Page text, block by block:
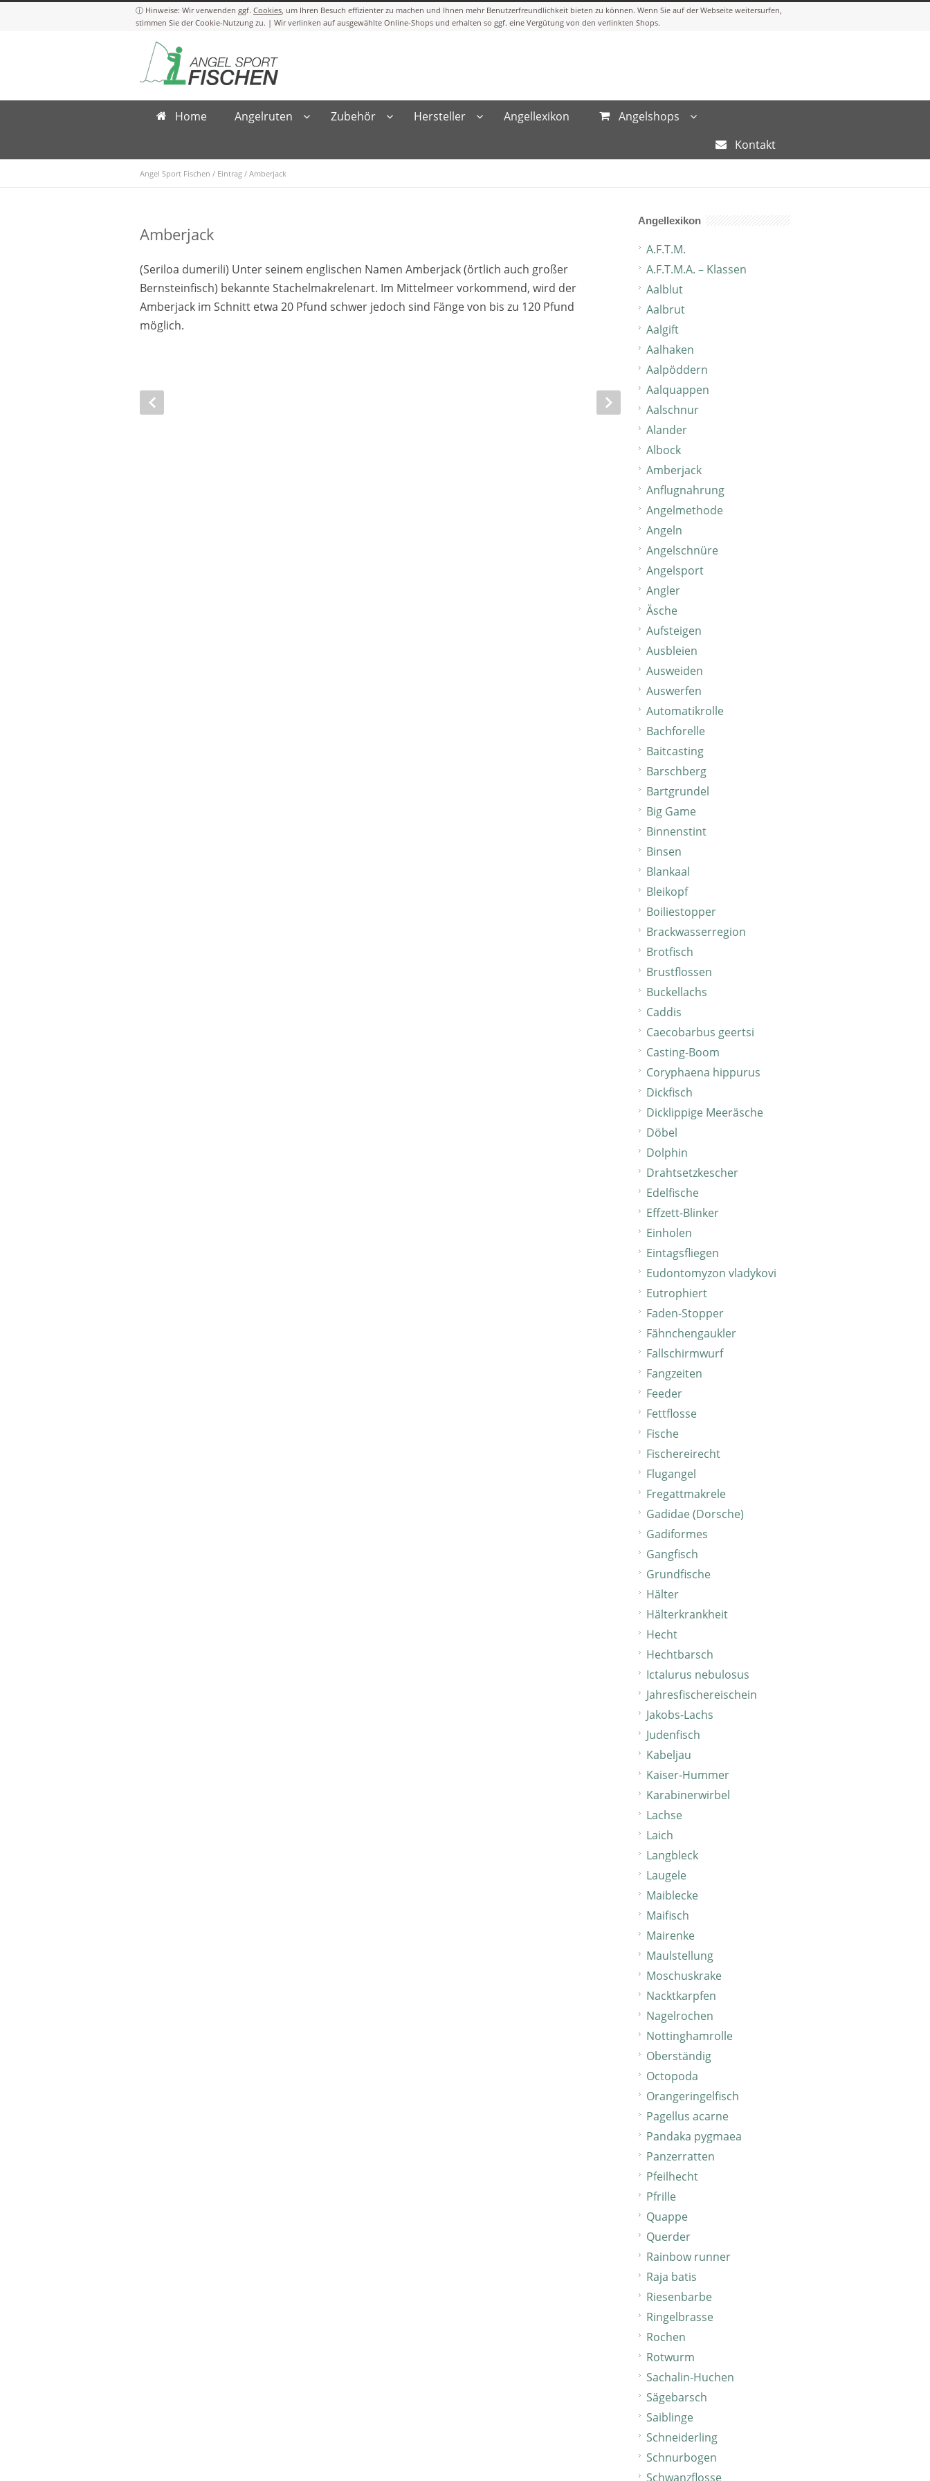
Cookies
Home Angelruten Zubehör Hersteller Angellexikon
Angelshops
Kontakt
Angel Sport Fischen / Eintrag / Amberjack
Amberjack
(Seriloa dumerili) Unter seinem englischen Namen Amberjack (örtlich auch großer
Bernsteinfisch) bekannte Stachelmakrelenart. Im Mittelmeer vorkommend, wird der
Amberjack im Schnitt etwa 20 Pfund schwer jedoch sind Fänge von bis zu 120 Pfund
möglich.
Angellexikon
A.F.T.M.
A.F.T.M.A. – Klassen
Aalblut
Aalbrut
Aalgift
Aalhaken
Aalpöddern
Aalquappen
Aalschnur
Alander
Albock
Amberjack
Anflugnahrung
Angelmethode
Angeln
Angelschnüre
Angelsport
Angler
Äsche
Aufsteigen
Ausbleien
Ausweiden
Auswerfen
Automatikrolle
Bachforelle
Baitcasting
Barschberg
Bartgrundel
Big Game
Binnenstint
Binsen
Blankaal
Bleikopf
Boiliestopper
Brackwasserregion
Brotfisch
Brustflossen
Buckellachs
Caddis
Caecobarbus geertsi
Casting-Boom
Coryphaena hippurus
Dickfisch
Dicklippige Meeräsche
Döbel
Dolphin
Drahtsetzkescher
Edelfische
Effzett-Blinker
Einholen
Eintagsfliegen
Eudontomyzon vladykovi
Eutrophiert
Faden-Stopper
Fähnchengaukler
Fallschirmwurf
Fangzeiten
Feeder
Fettflosse
Fische
Fischereirecht
Flugangel
Fregattmakrele
Gadidae (Dorsche)
Gadiformes
Gangfisch
Grundfische
Hälter
Hälterkrankheit
Hecht
Hechtbarsch
Ictalurus nebulosus
Jahresfischereischein
Jakobs-Lachs
Judenfisch
Kabeljau
Kaiser-Hummer
Karabinerwirbel
Lachse
Laich
Langbleck
Laugele
Maiblecke
Maifisch
Mairenke
Maulstellung
Moschuskrake
Nacktkarpfen
Nagelrochen
Nottinghamrolle
Oberständig
Octopoda
Orangeringelfisch
Pagellus acarne
Pandaka pygmaea
Panzerratten
Pfeilhecht
Pfrille
Quappe
Querder
Rainbow runner
Raja batis
Riesenbarbe
Ringelbrasse
Rochen
Rotwurm
Sachalin-Huchen
Sägebarsch
Saiblinge
Schneiderling
Schnurbogen
Schwanzflosse